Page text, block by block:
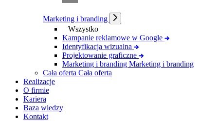
Marketing i branding
Wszystko
Kampanie reklamowe w Google
Identyfikacja wizualna
Projektowanie graficzne
Marketing i branding Marketing i branding
Cała oferta Cała oferta
Realizacje
O firmie
Kariera
Baza wiedzy
Kontakt